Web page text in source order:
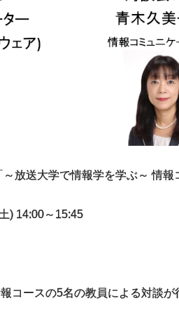
放送大学で情報学を学ぶ～ 情報
) 14:00～15:45
コースの5名の教員による対談が